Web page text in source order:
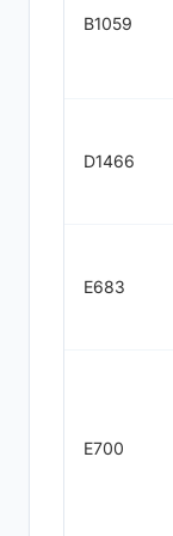
B1059
D1466
E683
E700